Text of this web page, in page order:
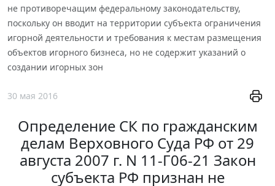
не противоречащим федеральному законодательству,
поскольку он вводит на территории субъекта ограничения
игорной деятельности и требования к местам размещения
объектов игорного бизнеса, но не содержит указаний о
создании игорных зон
30 мая 2016
Определение СК по гражданским
делам Верховного Суда РФ от 29
августа 2007 г. N 11-Г06-21 Закон
субъекта РФ признан не